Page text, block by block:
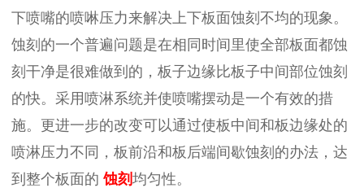
下喷嘴的喷啉压力来解决上下板面蚀刻不均的现象。
蚀刻的一个普遍问题是在相同时间里使全部板面都蚀
刻干净是很难做到的，板子边缘比板子中间部位蚀刻
的快。采用喷淋系统并使喷嘴摆动是一个有效的措
施。更进一步的改变可以通过使板中间和板边缘处的
喷淋压力不同，板前沿和板后端间歇蚀刻的办法，达
到整个板面的 蚀刻均匀性。